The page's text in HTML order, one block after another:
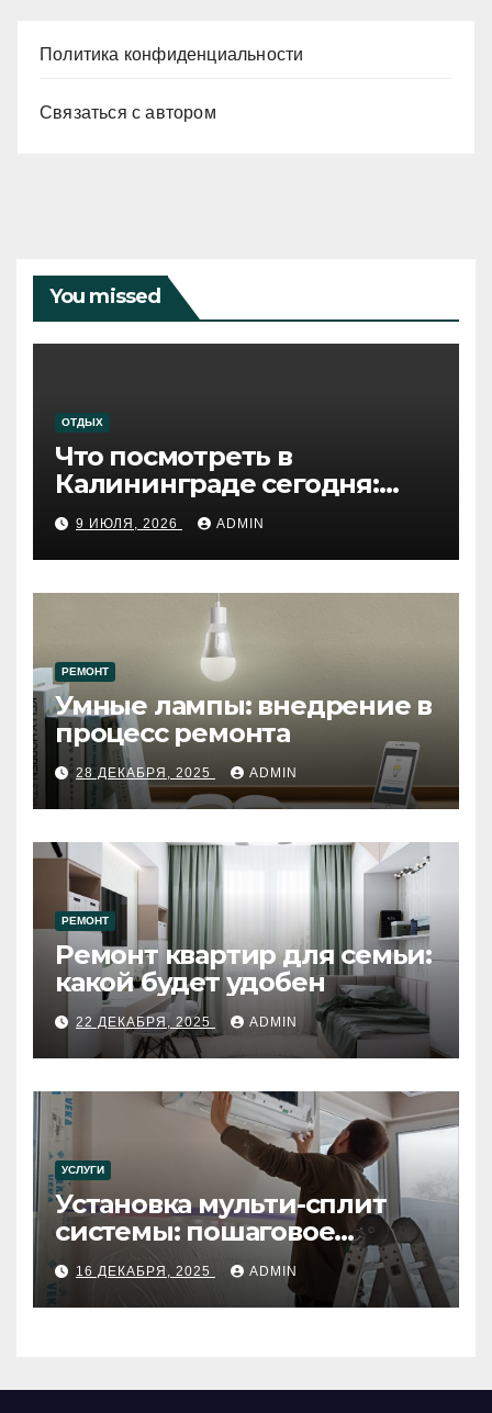
Политика конфиденциальности
Связаться с автором
You missed
ОТДЫХ
Что посмотреть в
Калининграде сегодня:
путеводитель по самому
западному городу России
9 ИЮЛЯ, 2026 ADMIN
РЕМОНТ
Умные лампы: внедрение в
процесс ремонта
28 ДЕКАБРЯ, 2025 ADMIN
РЕМОНТ
Ремонт квартир для семьи:
какой будет удобен
22 ДЕКАБРЯ, 2025 ADMIN
УСЛУГИ
Установка мульти-сплит
системы: пошаговое
руководство
16 ДЕКАБРЯ, 2025 ADMIN